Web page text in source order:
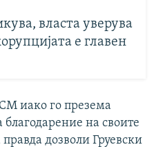
власта уверува
е главен
иако го презема
на своите
дозволи Груевски